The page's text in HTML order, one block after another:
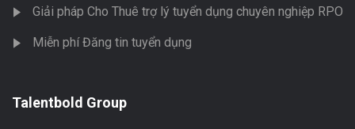
Giải pháp Cho Thuê trợ lý tuyển dụng chuyên nghiệp RPO
Miễn phí Đăng tin tuyển dụng
Talentbold Group